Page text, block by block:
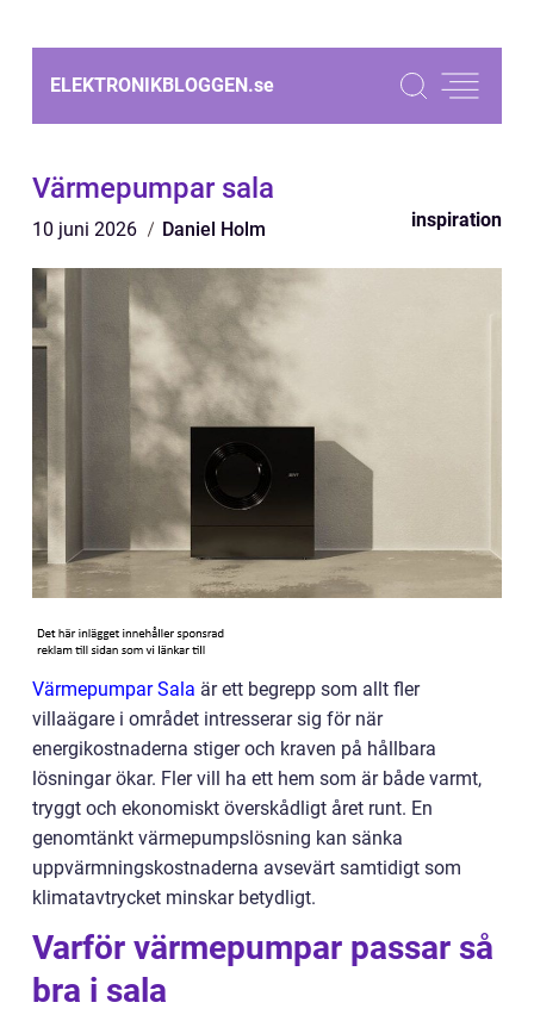
ELEKTRONIKBLOGGEN.se
Värmepumpar sala
10 juni 2026 Daniel Holm inspiration
Värmepumpar Sala är ett begrepp som allt fler
villaägare i området intresserar sig för när
energikostnaderna stiger och kraven på hållbara
lösningar ökar. Fler vill ha ett hem som är både varmt,
tryggt och ekonomiskt överskådligt året runt. En
genomtänkt värmepumpslösning kan sänka
uppvärmningskostnaderna avsevärt samtidigt som
klimatavtrycket minskar betydligt.
Varför värmepumpar passar så
bra i sala